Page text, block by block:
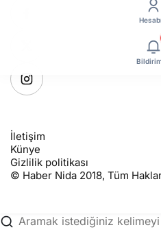
İletişim
Künye
Gizlilik politikası
© Haber Nida 2018, Tüm